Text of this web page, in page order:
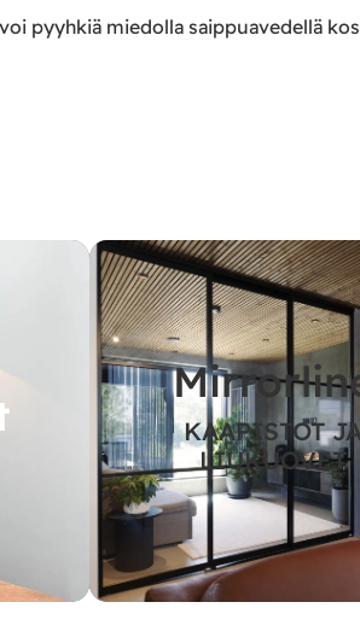
pyyhkiä miedolla saippuavedellä
KAAPISTOT
LIUKUOVET